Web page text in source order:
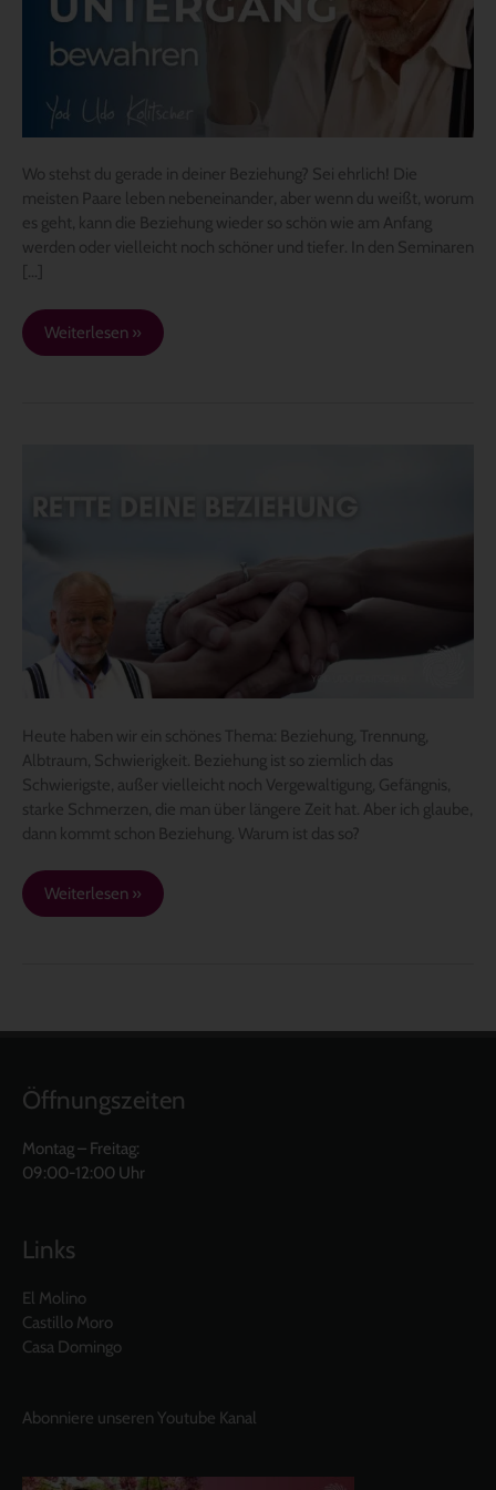
Wo stehst du gerade in deiner Beziehung? Sei ehrlich! Die
meisten Paare leben nebeneinander, aber wenn du weißt, worum
es geht, kann die Beziehung wieder so schön wie am Anfang
werden oder vielleicht noch schöner und tiefer. In den Seminaren
[…]
Beziehung
vor
dem
zu
bewahren.
Weiterlesen »
Heute haben wir ein schönes Thema: Beziehung, Trennung,
Albtraum, Schwierigkeit. Beziehung ist so ziemlich das
Schwierigste, außer vielleicht noch Vergewaltigung, Gefängnis,
starke Schmerzen, die man über längere Zeit hat. Aber ich glaube,
dann kommt schon Beziehung. Warum ist das so?
der
Trennung
steht?
Weiterlesen »
Öffnungszeiten
Montag – Freitag:
09:00-12:00 Uhr
Links
El Molino
Castillo Moro
Casa Domingo
Abonniere unseren Youtube Kanal